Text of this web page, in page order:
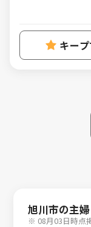
キー
旭川市の主
※ 08月03日時点